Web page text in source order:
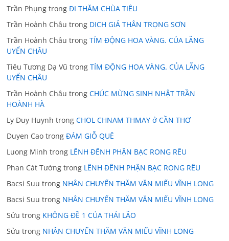
Trần Phụng trongĐI THĂM CHÙA TIÊU
Trần Hoành Châu trong DICH GIẢ THÂN TRỌNG SƠN
Trần Hoành Châu trongTÍM ĐỘNG HOA VÀNG. CỦA LÃNG
UYỂN CHÂU
Tiêu Tương Dạ Vũ trongTÍM ĐỘNG HOA VÀNG. CỦA LÃNG
UYỂN CHÂU
Trần Hoành Châu trongCHÚC MỪNG SINH NHẬT TRẦN
HOÀNH HÀ
Ly Duy Huynh trongCHOL CHNAM THMAY ở CẦN THƠ
Duyen Cao trongĐÁM GIỖ QUÊ
Luong Minh trong LÊNH ĐÊNH PHẬN BẠC RONG RÊU
Phan Cát Tường trong LÊNH ĐÊNH PHẬN BẠC RONG RÊU
Bacsi Suu trong NHÂN CHUYẾN THĂM VĂN MIẾU VĨNH LONG
Bacsi Suu trong NHÂN CHUYẾN THĂM VĂN MIẾU VĨNH LONG
Sửu trong KHÔNG ĐỀ 1 CỦA THÁI LÃO
Sửu trong NHÂN CHUYẾN THĂM VĂN MIẾU VĨNH LONG